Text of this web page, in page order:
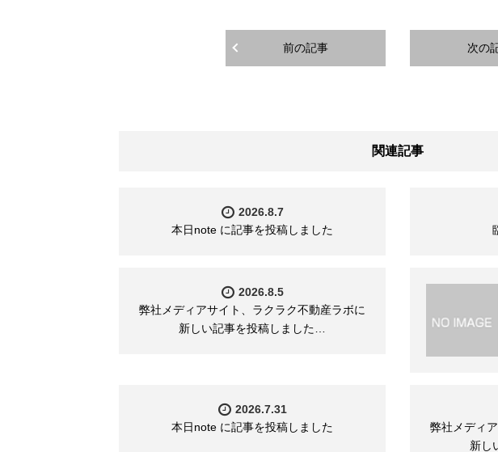
前の記事 次の
関連記事
2026.8.7
本日note に記事を投稿しました
2026.8.5
弊社メディアサイト、ラクラク不動産ラボに
新しい記事を投稿しました…
2026.7.31
本日note に記事を投稿しました
弊社メディ
新し